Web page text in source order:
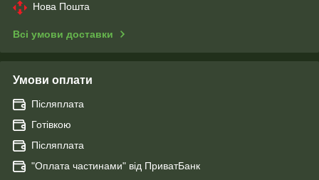
Нова Пошта
Всі умови доставки
Умови оплати
Післяплата
Готівкою
Післяплата
"Оплата чаcтинами" від ПриватБанк